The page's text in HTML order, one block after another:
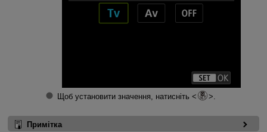
Щоб установити значення, натисніть
Примітка